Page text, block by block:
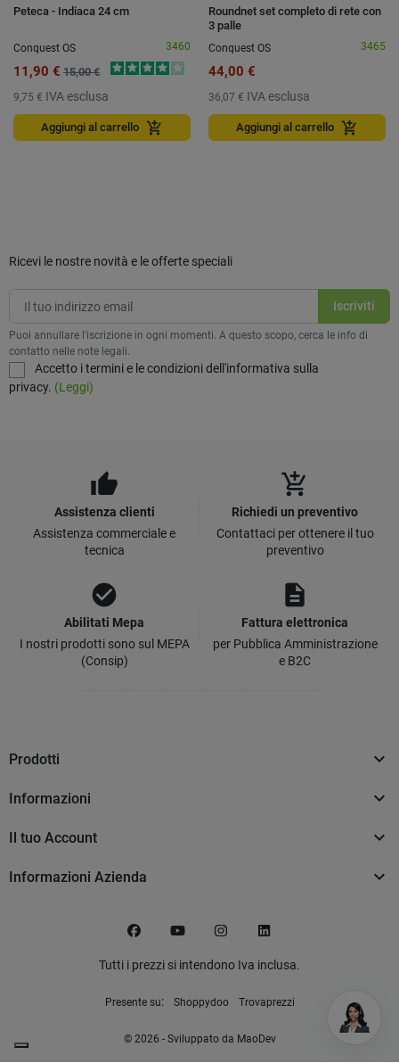
Peteca - Indiaca 24 cm
Conquest OS 3460
11,90 € 15,00 €
9,75 € IVA esclusa
Aggiungi al carrello add_shopping_cart
Roundnet set completo di rete con
3 palle
Conquest OS
3465
44,00 €
36,07 € IVA esclusa
Aggiungi al carrello add_shopping_cart
Ricevi le nostre novità e le offerte speciali
Puoi annullare l'iscrizione in ogni momenti. A questo scopo, cerca le info di
contatto nelle note legali.
Accetto i termini e le condizioni dell'informativa sulla
privacy. (Leggi)
thumb_up
Assistenza clienti
Assistenza commerciale e
tecnica
add_shopping_cart
Richiedi un preventivo
Contattaci per ottenere il tuo
preventivo
check_circle
Abilitati Mepa
I nostri prodotti sono sul MEPA
(Consip)
description
Fattura elettronica
per Pubblica Amministrazione
e B2C
Prodotti 
Informazioni 
Il tuo Account 
Informazioni Azienda 
Tutti i prezzi si intendono Iva inclusa.
Presente su: Shoppydoo Trovaprezzi
© 2026 - Sviluppato da MaoDev